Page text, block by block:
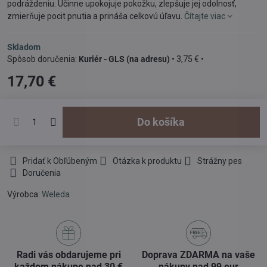
podráždeniu. Účinne upokojuje pokožku, zlepšuje jej odolnosť,
zmierňuje pocit pnutia a prináša celkovú úľavu. Čítajte viac
Skladom
Kuriér - GLS (na adresu) • 3,75 € •
17,70 €
Do košíka
Pridať k Obľúbeným Otázka k produktu
Strážny pes
Doručenia
Výrobca: Weleda
Radi vás obdarujeme pri
Doprava ZDARMA na vaše